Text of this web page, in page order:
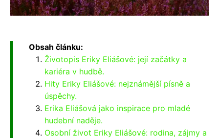
Obsah článku:
Životopis Eriky Eliášové: její začátky a
kariéra v hudbě.
Hity Eriky Eliášové: nejznámější písně a
úspěchy.
Erika Eliášová jako inspirace pro mladé
hudební naděje.
Osobní život Eriky Eliášové: rodina, zájmy a